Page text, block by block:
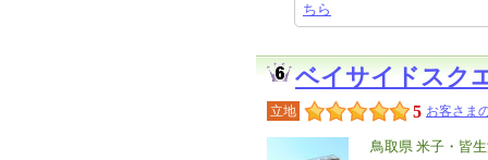
ちら
ベイサイドスク
立地 5 お客さま
エ
鳥取県 米子・皆